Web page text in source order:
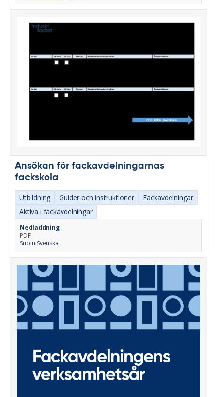
Ansökan för fackavdelningarnas
fackskola
Utbildning Guider och instruktioner
Fackavdelningar
Aktiva i fackavdelningar
Nedladdning
PDF
SuomiSvenska